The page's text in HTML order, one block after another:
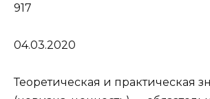
917
04.03.2020
Теоретическая и практическая